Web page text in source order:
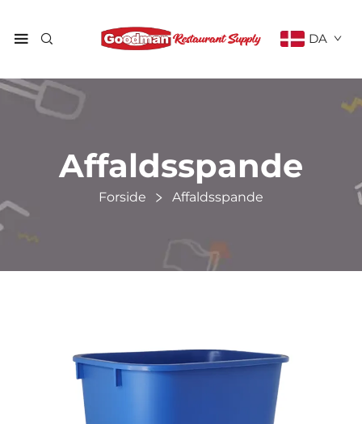
DA
Affaldsspande
Forside Affaldsspande